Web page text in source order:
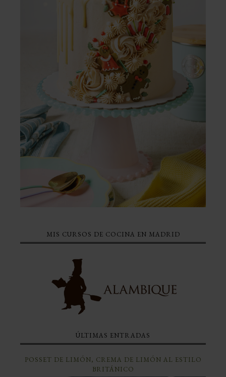
MIS CURSOS DE COCINA EN MADRID
ÚLTIMAS ENTRADAS
POSSET DE LIMÓN, CREMA DE LIMÓN AL ESTILO
BRITÁNICO